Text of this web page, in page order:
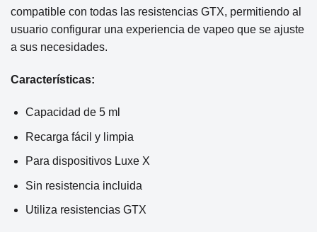
compatible con todas las resistencias GTX, permitiendo al
usuario configurar una experiencia de vapeo que se ajuste
a sus necesidades.
Características:
Capacidad de 5 ml
Recarga fácil y limpia
Para dispositivos Luxe X
Sin resistencia incluida
Utiliza resistencias GTX